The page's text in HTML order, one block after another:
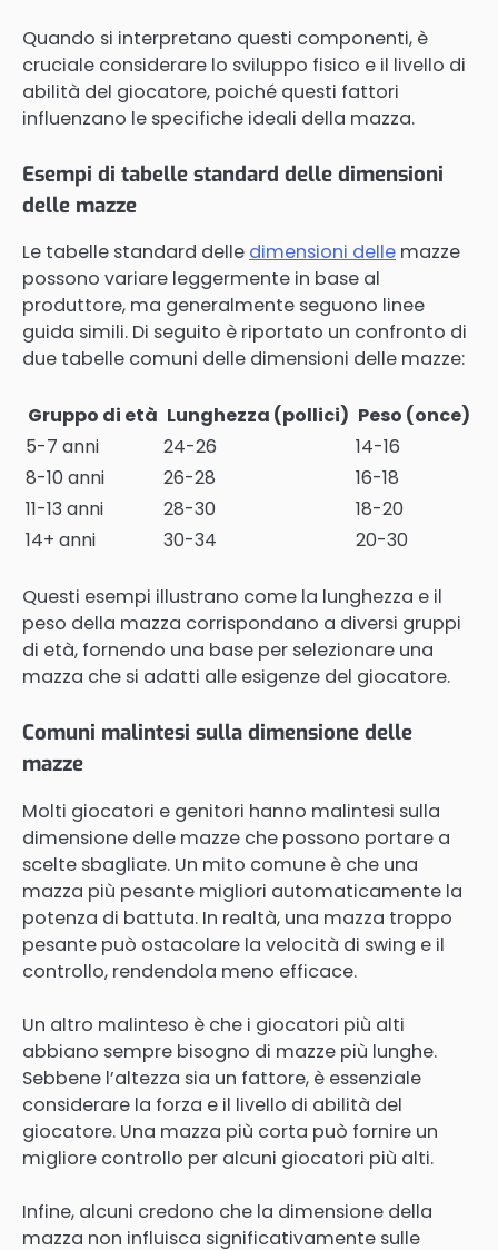
Quando si interpretano questi componenti, è
cruciale considerare lo sviluppo fisico e il livello di
abilità del giocatore, poiché questi fattori
influenzano le specifiche ideali della mazza.
Esempi di tabelle standard delle dimensioni
delle mazze
Le tabelle standard delle dimensioni delle mazze
possono variare leggermente in base al
produttore, ma generalmente seguono linee
guida simili. Di seguito è riportato un confronto di
due tabelle comuni delle dimensioni delle mazze:
Gruppo di età Lunghezza (pollici) Peso (once)
5-7 anni
24-26
14-16
8-10 anni
26-28
16-18
11-13 anni
28-30
18-20
14+ anni
30-34 20-30
Questi esempi illustrano come la lunghezza e il
peso della mazza corrispondano a diversi gruppi
di età, fornendo una base per selezionare una
mazza che si adatti alle esigenze del giocatore.
Comuni malintesi sulla dimensione delle
mazze
Molti giocatori e genitori hanno malintesi sulla
dimensione delle mazze che possono portare a
scelte sbagliate. Un mito comune è che una
mazza più pesante migliori automaticamente la
potenza di battuta. In realtà, una mazza troppo
pesante può ostacolare la velocità di swing e il
controllo, rendendola meno efficace.
Un altro malinteso è che i giocatori più alti
abbiano sempre bisogno di mazze più lunghe.
Sebbene l’altezza sia un fattore, è essenziale
considerare la forza e il livello di abilità del
giocatore. Una mazza più corta può fornire un
migliore controllo per alcuni giocatori più alti.
Infine, alcuni credono che la dimensione della
mazza non influisca significativamente sulle